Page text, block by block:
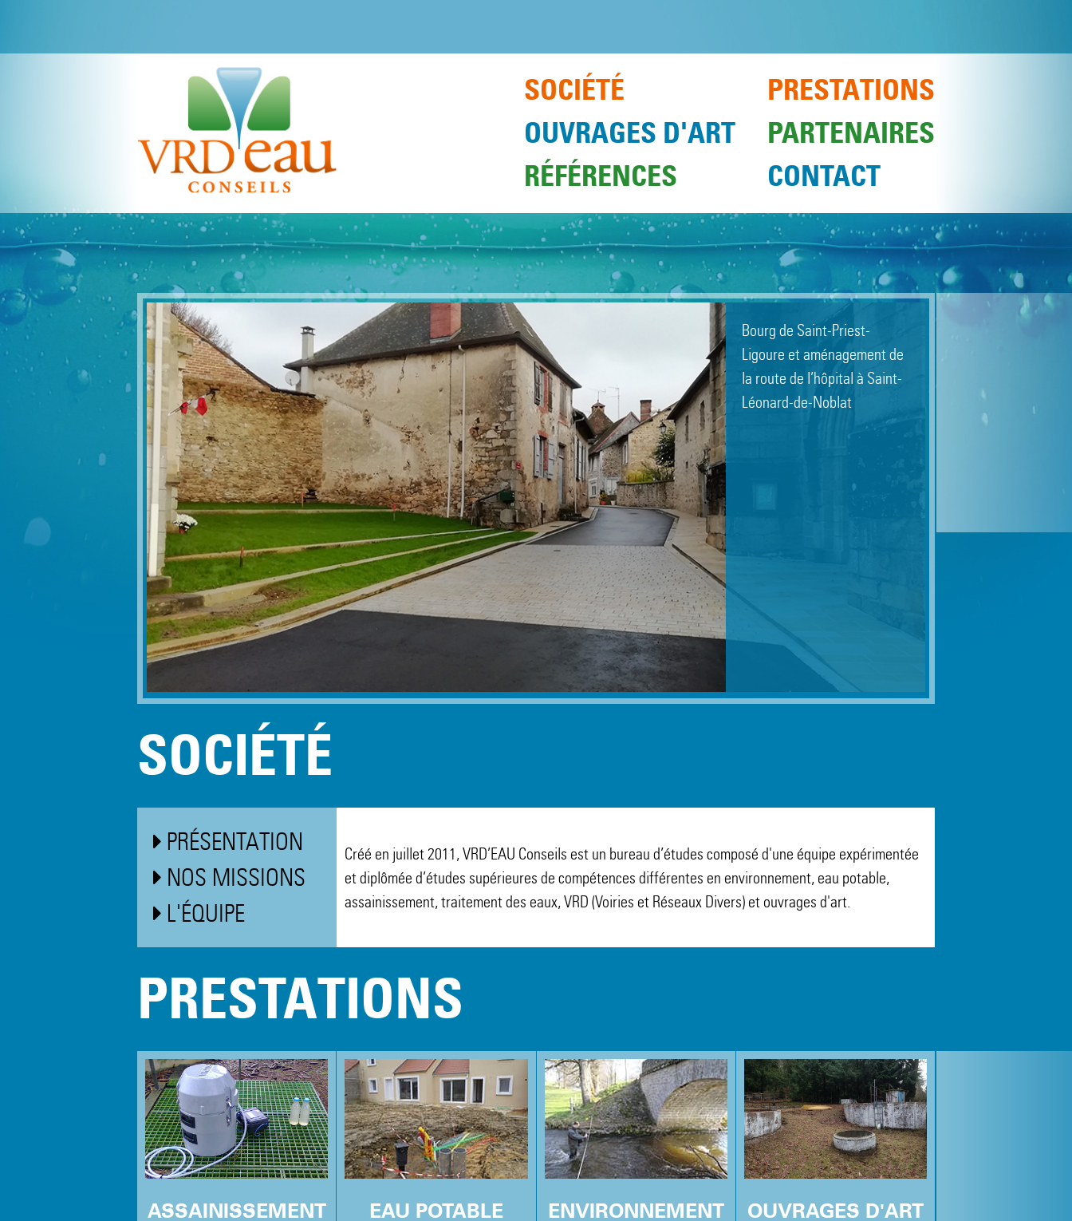
SOCIÉTÉ
OUVRAGES D'ART
RÉFÉRENCES
PRESTATIONS
PARTENAIRES
CONTACT
Maîtrise d‘œuvre pour
l’aménagement de bourg ou
la viabilisation de
lotissement avec gestion
intégrée des eaux pluviales
Bourg de Saint-Priest-
Ligoure et aménagement de
la route de l’hôpital à Saint-
Léonard-de-Noblat
SOCIÉTÉ
PRÉSENTATION
NOS MISSIONS
L'ÉQUIPE
Créé en juillet 2011, VRD’EAU Conseils est un bureau d’études composé d'une équipe expérimentée
et diplômée d’études supérieures de compétences différentes en environnement, eau potable,
assainissement, traitement des eaux, VRD (Voiries et Réseaux Divers) et ouvrages d'art.
PRESTATIONS
ASSAINISSEMENT EAU POTABLE ENVIRONNEMENT OUVRAGES D'ART